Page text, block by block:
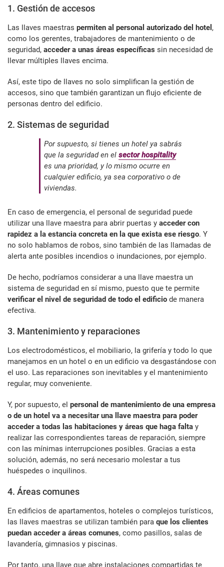
1. Gestión de accesos
Las llaves maestras permiten al personal autorizado del hotel ,
como los gerentes, trabajadores de mantenimiento o de
seguridad, acceder a unas áreas específicas sin necesidad de
llevar múltiples llaves encima.
Así, este tipo de llaves no solo simplifican la gestión de
accesos, sino que también garantizan un flujo eficiente de
personas dentro del edificio.
2. Sistemas de seguridad
Por supuesto, si tienes un hotel ya sabrás
que la seguridad en el sector hospitality
es una prioridad, y lo mismo ocurre en
cualquier edificio, ya sea corporativo o de
viviendas.
En caso de emergencia, el personal de seguridad puede
utilizar una llave maestra para abrir puertas y acceder con
rapidez a la estancia concreta en la que exista ese riesgo. Y
no solo hablamos de robos, sino también de las llamadas de
alerta ante posibles incendios o inundaciones, por ejemplo.
De hecho, podríamos considerar a una llave maestra un
sistema de seguridad en sí mismo, puesto que te permite
verificar el nivel de seguridad de todo el edificio de manera
efectiva.
3. Mantenimiento y reparaciones
Los electrodomésticos, el mobiliario, la grifería y todo lo que
manejamos en un hotel o en un edificio va desgastándose con
el uso. Las reparaciones son inevitables y el mantenimiento
regular, muy conveniente.
Y, por supuesto, el personal de mantenimiento de una empresa
o de un hotel va a necesitar una llave maestra para poder
acceder a todas las habitaciones y áreas que haga falta y
realizar las correspondientes tareas de reparación, siempre
con las mínimas interrupciones posibles. Gracias a esta
solución, además, no será necesario molestar a tus
huéspedes o inquilinos.
4. Áreas comunes
En edificios de apartamentos, hoteles o complejos turísticos,
las llaves maestras se utilizan también para que los clientes
puedan acceder a áreas comunes, como pasillos, salas de
lavandería, gimnasios y piscinas.
Por tanto, una llave que abre instalaciones compartidas te